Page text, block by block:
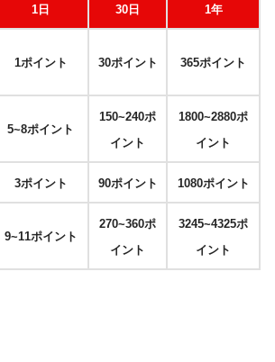
1日 30日 1年
1ポイント 30ポイント 365ポイント
5~8ポイント
150~240ポ
イント
1800~2880ポ
イント
3ポイント 90ポイント 1080ポイント
9~11ポイント
270~360ポ
イント
3245~4325ポ
イント